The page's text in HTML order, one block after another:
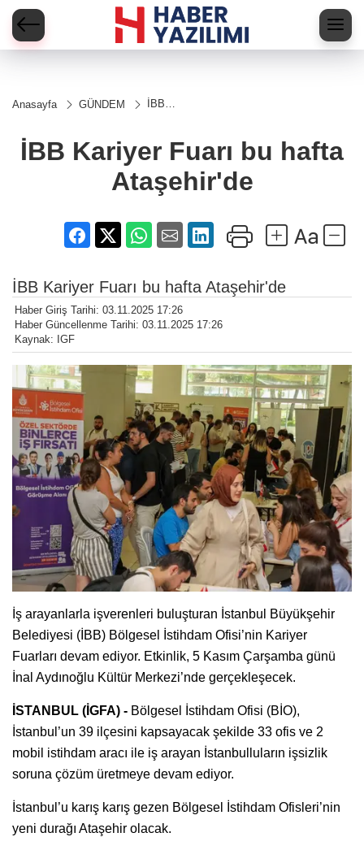
Anasayfa GÜNDEM
İBB
Ataşehir'de
İBB Kariyer Fuarı bu hafta
Ataşehir'de
İBB Kariyer Fuarı bu hafta Ataşehir'de
Haber Giriş Tarihi: 03.11.2025 17:26
Haber Güncellenme Tarihi: 03.11.2025 17:26
Kaynak: IGF
İş arayanlarla işverenleri buluşturan İstanbul Büyükşehir
Belediyesi (İBB) Bölgesel İstihdam Ofisi’nin Kariyer
Fuarları devam ediyor. Etkinlik, 5 Kasım Çarşamba günü
İnal Aydınoğlu Kültür Merkezi’nde gerçekleşecek.
İSTANBUL (İGFA) - Bölgesel İstihdam Ofisi (BİO),
İstanbul’un 39 ilçesini kapsayacak şekilde 33 ofis ve 2
mobil istihdam aracı ile iş arayan İstanbulluların işsizlik
soruna çözüm üretmeye devam ediyor.
İstanbul’u karış karış gezen Bölgesel İstihdam Ofisleri’nin
yeni durağı Ataşehir olacak.